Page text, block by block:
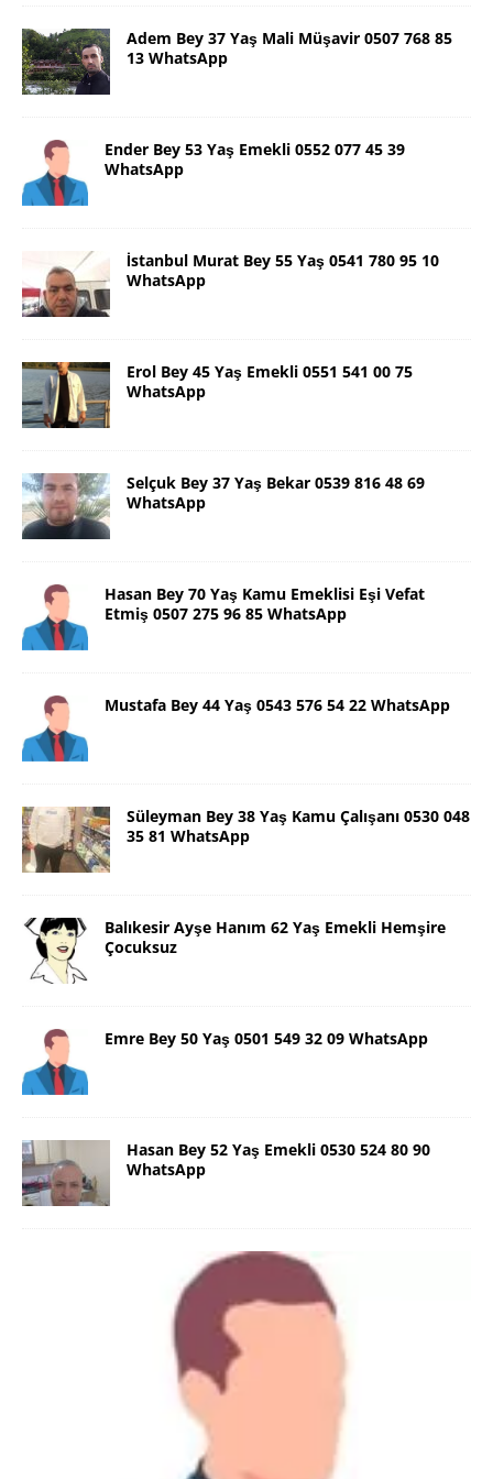
Adem Bey 37 Yaş Mali Müşavir 0507 768 85
13 WhatsApp
Ender Bey 53 Yaş Emekli 0552 077 45 39
WhatsApp
İstanbul Murat Bey 55 Yaş 0541 780 95 10
WhatsApp
Erol Bey 45 Yaş Emekli 0551 541 00 75
WhatsApp
Selçuk Bey 37 Yaş Bekar 0539 816 48 69
WhatsApp
Hasan Bey 70 Yaş Kamu Emeklisi Eşi Vefat
Etmiş 0507 275 96 85 WhatsApp
Mustafa Bey 44 Yaş 0543 576 54 22 WhatsApp
Süleyman Bey 38 Yaş Kamu Çalışanı 0530 048
35 81 WhatsApp
Balıkesir Ayşe Hanım 62 Yaş Emekli Hemşire
Çocuksuz
Emre Bey 50 Yaş 0501 549 32 09 WhatsApp
Hasan Bey 52 Yaş Emekli 0530 524 80 90
WhatsApp
Danimarka Mustafa Bey 45 Yaş +45
42 48 17 28 WhatsApp
Lütfen Danimarka dışı aramasın. Selam ben
Danimarka’dan Mustafa 45 yaşında, 1.88 boyunda,
98 kiloda, Kumral, ayrılmış bir beyim. Alkol yok.
Sigara var. Maddi sıkıntım yok.